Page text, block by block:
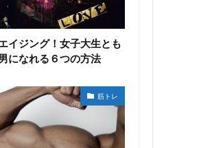
イジング！女子大生とも
になれる６つの方法
筋トレ